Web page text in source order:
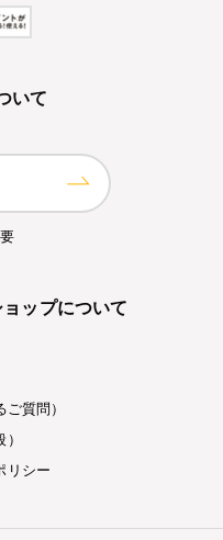
いて
ップについて
質問）
リシー